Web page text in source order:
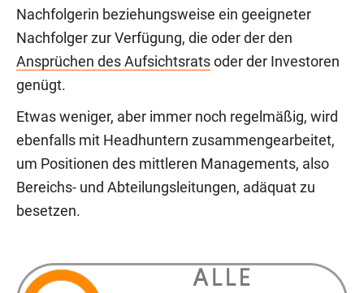
Nachfolgerin beziehungsweise ein geeigneter
Nachfolger zur Verfügung, die oder der den
Ansprüchen des Aufsichtsrats oder der Investoren
genügt.
Etwas weniger, aber immer noch regelmäßig, wird
ebenfalls mit Headhuntern zusammengearbeitet,
um Positionen des mittleren Managements, also
Bereichs- und Abteilungsleitungen, adäquat zu
besetzen.